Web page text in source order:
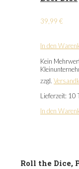
39,99 €
In den
Kein
zzgl.
Lieferzeit: 10
In den
Roll the Dice,